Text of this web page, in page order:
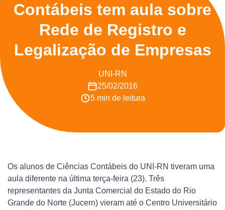
Contábeis tem aula sobre
Rede de Registro e
Legalização de Empresas
UNI-RN
25/02/2016
5 min de leitura
Os alunos de Ciências Contábeis do UNI-RN tiveram uma
aula diferente na última terça-feira (23). Três
representantes da Junta Comercial do Estado do Rio
Grande do Norte (Jucern) vieram até o Centro Universitário